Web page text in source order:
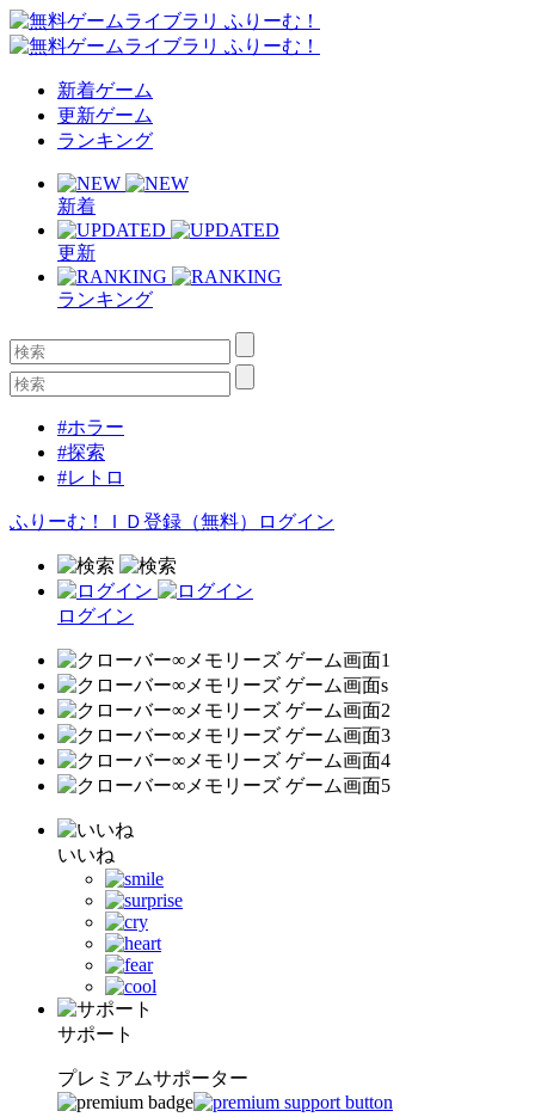
新着ゲーム
更新ゲーム
ランキング
新着
更新
ランキング
#ホラー
#探索
#レトロ
ふりーむ！ＩＤ登録（無料） ログイン
ログイン
いいね
サポート
プレミアムサポーター